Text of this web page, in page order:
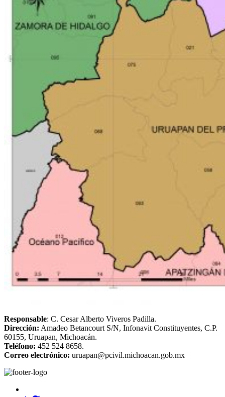
Responsable: C. Cesar Alberto Viveros Padilla.
Dirección: Amadeo Betancourt S/N, Infonavit Constituyentes, C.P.
60155, Uruapan, Michoacán.
Teléfono: 452 524 8658.
Correo electrónico: uruapan@pcivil.michoacan.gob.mx